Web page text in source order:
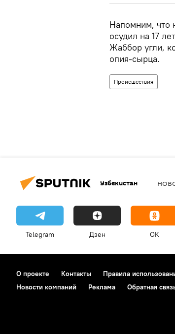
Напомним, что
осудил на 17
Жаббор угли,
опия-сырца.
Происшествия
Узбекистан
Telegram Дзен OK
О проекте Контакты Правила
Новости компаний
Реклама Обратная